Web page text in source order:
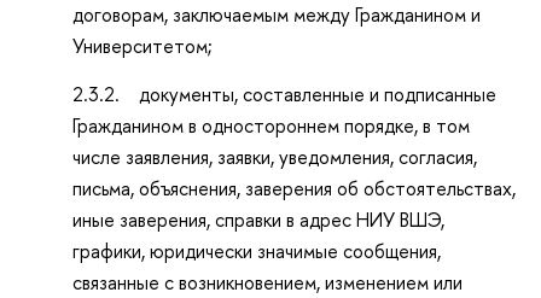
договорам, заключаемым между Гражданином и
Университетом;
2.3.2. документы, составленные и подписанные
Гражданином в одностороннем порядке, в том
числе заявления, заявки, уведомления, согласия,
письма, объяснения, заверения об обстоятельствах,
иные заверения, справки в адрес НИУ ВШЭ,
графики, юридически значимые сообщения,
связанные с возникновением, изменением или